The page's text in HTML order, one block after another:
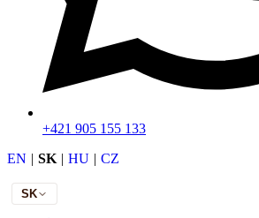
+421 905 155 133
EN | SK | HU | CZ
SK